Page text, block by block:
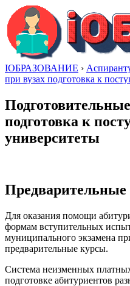
IОБРАЗОВАНИЕ ›
при вузах подготовка к
подготовка к
университеты
Для оказания помощи
формам вступительных
муниципального экзамена
предварительные курсы.
Система неизменных
подготовке абитуриентов